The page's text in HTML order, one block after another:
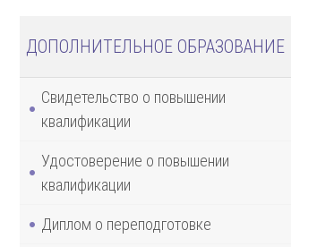
ДОПОЛНИТЕЛЬНОЕ ОБРАЗОВАНИЕ
Свидетельство о повышении
квалификации
Удостоверение о повышении
квалификации
Диплом о переподготовке